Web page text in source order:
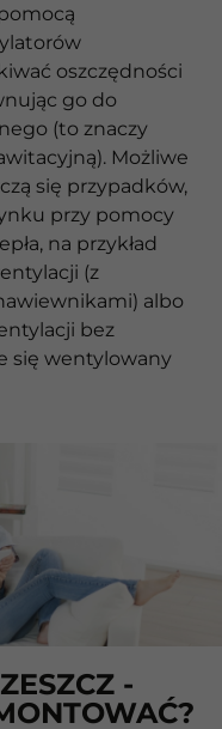
oszczędności
go do
(to znaczy
Możliwe
się przypadków,
przy pomocy
na przykład
(z
albo
bez
się wentylowany
-